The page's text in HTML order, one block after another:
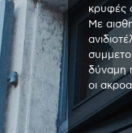
κρυφές
Με
δύναμη
οι